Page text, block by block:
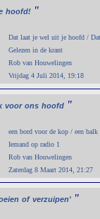
hoofd! "
Dat laat je wel uit je hoofd /
Gelezen in de krant
Rob van Houwelingen
Vrijdag 4 Juli 2014, 19:18
voor ons hoofd "
een bord voor de kop / een
Iemand op radio 1
Rob van Houwelingen
Zaterdag 8 Maart 2014, 21:27
of verzuipen' "